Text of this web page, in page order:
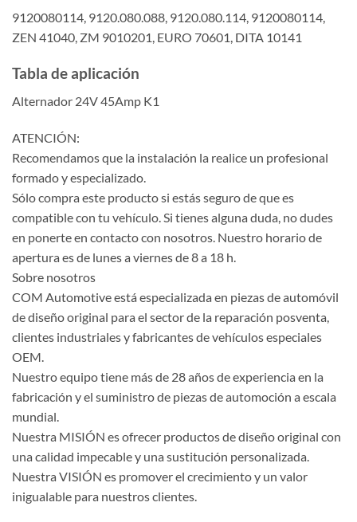
9120080114, 9120.080.088, 9120.080.114, 9120080114,
ZEN 41040, ZM 9010201, EURO 70601, DITA 10141
Tabla de aplicación
Alternador 24V 45Amp K1
ATENCIÓN:
Recomendamos que la instalación la realice un profesional
formado y especializado.
Sólo compra este producto si estás seguro de que es
compatible con tu vehículo. Si tienes alguna duda, no dudes
en ponerte en contacto con nosotros. Nuestro horario de
apertura es de lunes a viernes de 8 a 18 h.
Sobre nosotros
COM Automotive está especializada en piezas de automóvil
de diseño original para el sector de la reparación posventa,
clientes industriales y fabricantes de vehículos especiales
OEM.
Nuestro equipo tiene más de 28 años de experiencia en la
fabricación y el suministro de piezas de automoción a escala
mundial.
Nuestra MISIÓN es ofrecer productos de diseño original con
una calidad impecable y una sustitución personalizada.
Nuestra VISIÓN es promover el crecimiento y un valor
inigualable para nuestros clientes.